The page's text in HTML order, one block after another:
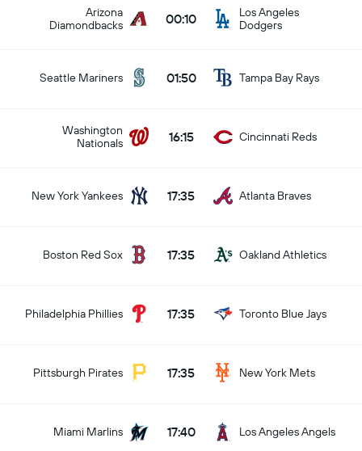
Arizona
Diamondbacks
00:10
Los Angeles
Dodgers
Seattle Mariners 01:50 Tampa Bay Rays
Washington
Nationals
16:15 Cincinnati Reds
New York Yankees 17:35 Atlanta Braves
Boston Red Sox 17:35 Oakland Athletics
Philadelphia Phillies 17:35 Toronto Blue Jays
Pittsburgh Pirates 17:35 New York Mets
Miami Marlins 17:40 Los Angeles Angels